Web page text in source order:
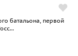
батальона, первой